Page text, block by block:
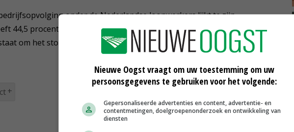
onder de Nederlandse loonwerkers lijkt te zijn
44,5 procent van de bedrijfshoofden (ouder dan 50 jaar) aan dat er een
om het stokje over te nemen. In 2015 was dit percentage 43,9 procent.
Nieuwe Oogst vraagt om uw toestemming om uw
persoonsgegevens te gebruiken voor het volgende:
Gepersonaliseerde advertenties en content, advertentie- en
contentmetingen, doelgroepenonderzoek en ontwikkeling van
diensten